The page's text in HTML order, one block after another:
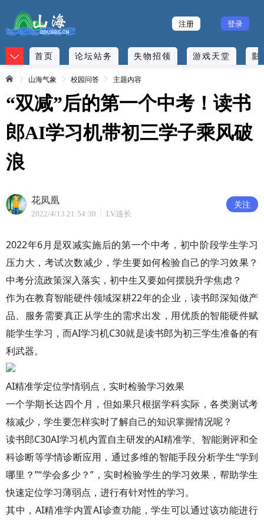
注册 登录
首页 论坛站务 失物招领 游戏天堂 影
山海气象 校园问答 主题内容
“双减”后的第一个中考！读书
郎AI学习机带初三学子乘风破
浪
花凤凰
2022/4/13 21:54:30 LV.连长
关注
2022年6月是双减实施后的第一个中考，初中阶段学生学习
压力大，考试次数减少，学生要如何检验自己的学习效果？
中考分流政策深入落实，初中生又要如何摆脱升学焦虑？
作为在教育智能硬件领域深耕22年的企业，读书郎深知做产
品、服务需要真正从学生的需求出发，用优质的智能硬件赋
能学生学习，而AI学习机C30就是读书郎为初三学生准备的有
利武器。
AI精准学定位学情弱点，实时检验学习效果
一个学期长达四个月，但如果只根据学科实际，各类测试考
核减少，学生要怎样实时了解自己的知识掌握情况呢？
读书郎C30AI学习机内置自主研发的AI精准学、智能测评和全
科诊断等学情诊断应用，通过多维的智能手段分析学生“学到
哪里？”“学会多少？”，实时检验学生的学习效果，帮助学生
快速定位学习薄弱点，进行有针对性的学习。
其中，AI精准学内置AI诊查功能，学生可以通过该功能进行